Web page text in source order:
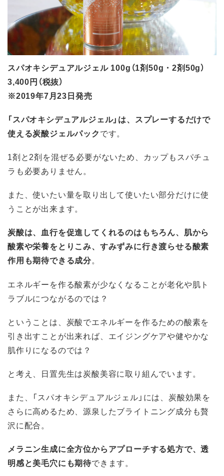
スパオキシデュアルジェル 100g（1剤50g・2剤50g）
3,400円（税抜）
※2019年7月23日発売
「スパオキシデュアルジェル」は、スプレーするだけで
使える炭酸ジェルパックです。
1剤と2剤を混ぜる必要がないため、カップもスパチュ
ラも必要ありません。
また、使いたい量を取り出して使いたい部分だけに使
うことが出来ます。
炭酸は、血行を促進してくれるのはもちろん、肌から
酸素や栄養をとりこみ、すみずみに行き渡らせる酸素
作用も期待できる成分。
エネルギーを作る酸素が少なくなることが老化や肌ト
ラブルにつながるのでは？
ということは、炭酸でエネルギーを作るための酸素を
引き出すことが出来れば、エイジングケアや健やかな
肌作りになるのでは？
と考え、日置先生は炭酸美容に取り組んでいます。
また、「スパオキシデュアルジェル」には、炭酸効果を
さらに高めるため、源泉したブライトニング成分も贅
沢に配合。
メラニン生成に全方位からアプローチする処方で、透
明感と美毛穴にも期待できます。